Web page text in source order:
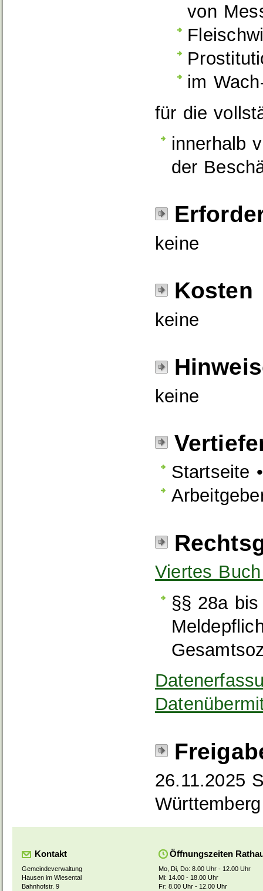
von
im
für die
innerhalb
der
keine
Kosten
keine
keine
Startseite
Viertes
§§ 28a
26.11.2025
Württemberg
Kontakt
Gemeindeverwaltung
Hausen im Wiesental
Bahnhofstr. 9
Öffnungszeiten
Mo, Di, Do: 8.00 Uhr - 12.00 Uhr
Mi: 14.00 - 18.00 Uhr
Fr: 8.00 Uhr - 12.00 Uhr